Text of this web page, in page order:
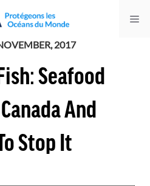
2017
Seafood
And
Stop It